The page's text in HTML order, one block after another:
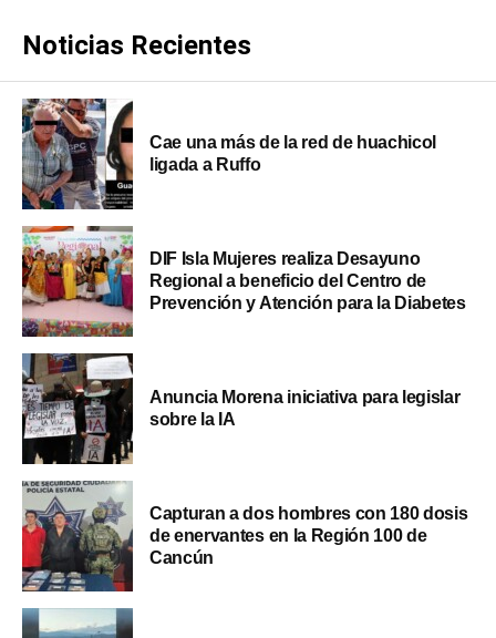
Noticias Recientes
Cae una más de la red de huachicol
ligada a Ruffo
DIF Isla Mujeres realiza Desayuno
Regional a beneficio del Centro de
Prevención y Atención para la Diabetes
Anuncia Morena iniciativa para legislar
sobre la IA
Capturan a dos hombres con 180 dosis
de enervantes en la Región 100 de
Cancún